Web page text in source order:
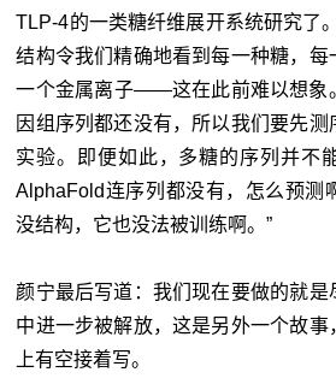
TLP-4的一类糖纤维展开系统研究了
结构令我们精确地看到每一种糖，
一个金属离子——这在此前难以想象
因组序列都还没有，所以我们要先
实验。即便如此，多糖的序列并不
AlphaFold连序列都没有，怎么预测
没结构，它也没法被训练啊。”
颜宁最后写道：我们现在要做的就
中进一步被解放，这是另外一个故
上有空接着写。